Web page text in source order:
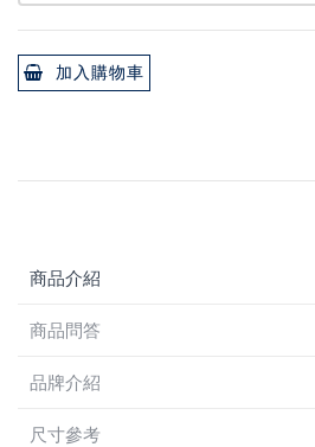
加入購物車
商品介紹
商品問答
品牌介紹
尺寸參考